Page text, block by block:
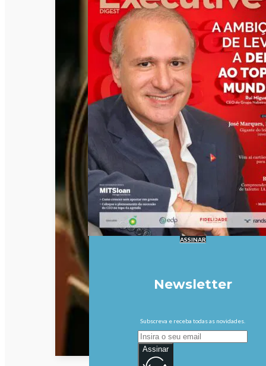
ASSINAR
Newsletter
Subscreva e receba todas as novidades.
Assinar